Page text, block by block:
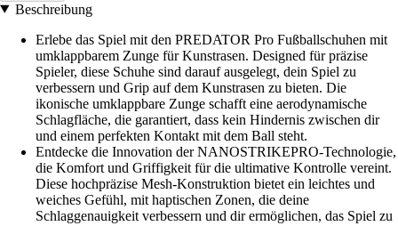
Beschreibung
Erlebe das Spiel mit den PREDATOR Pro Fußballschuhen mit
umklappbarem Zunge für Kunstrasen. Designed für präzise
Spieler, diese Schuhe sind darauf ausgelegt, dein Spiel zu
verbessern und Grip auf dem Kunstrasen zu bieten. Die
ikonische umklappbare Zunge schafft eine aerodynamische
Schlagfläche, die garantiert, dass kein Hindernis zwischen dir
und einem perfekten Kontakt mit dem Ball steht.
Entdecke die Innovation der NANOSTRIKEPRO-Technologie,
die Komfort und Griffigkeit für die ultimative Kontrolle vereint.
Diese hochpräzise Mesh-Konstruktion bietet ein leichtes und
weiches Gefühl, mit haptischen Zonen, die deine
Schlaggenauigkeit verbessern und dir ermöglichen, das Spiel zu